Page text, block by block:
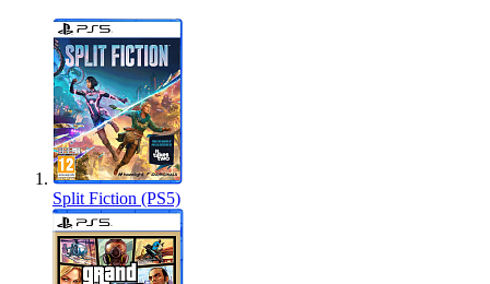
Split Fiction (PS5)